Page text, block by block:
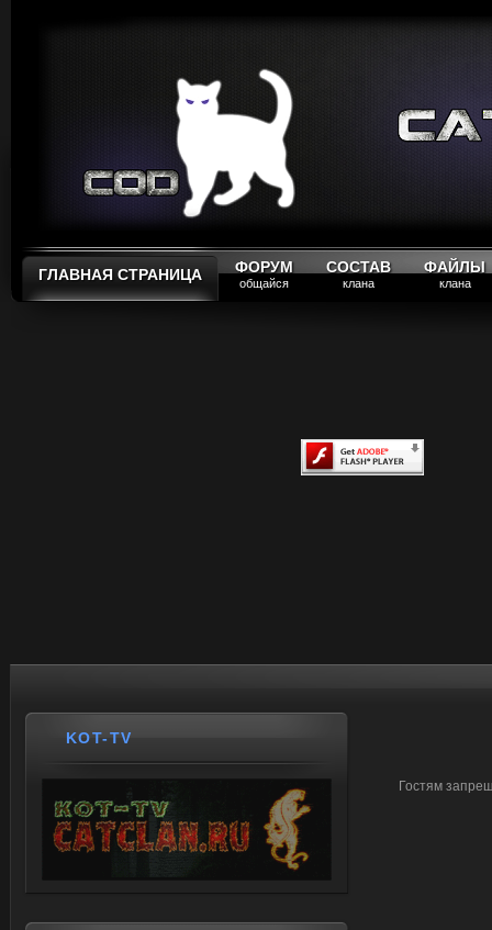
ГЛАВНАЯ СТРАНИЦА ФОРУМ
общайся
СОСТАВ
клана
ФАЙЛЫ
клана
Гостям
KOT-TV